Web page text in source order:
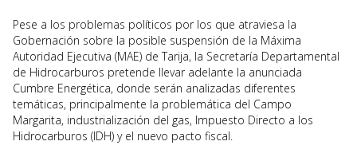
Pese a los problemas políticos por los que atraviesa la
Gobernación sobre la posible suspensión de la Máxima
Autoridad Ejecutiva (MAE) de Tarija, la Secretaría Departamental
de Hidrocarburos pretende llevar adelante la anunciada
Cumbre Energética, donde serán analizadas diferentes
temáticas, principalmente la problemática del Campo
Margarita, industrialización del gas, Impuesto Directo a los
Hidrocarburos (IDH) y el nuevo pacto fiscal.